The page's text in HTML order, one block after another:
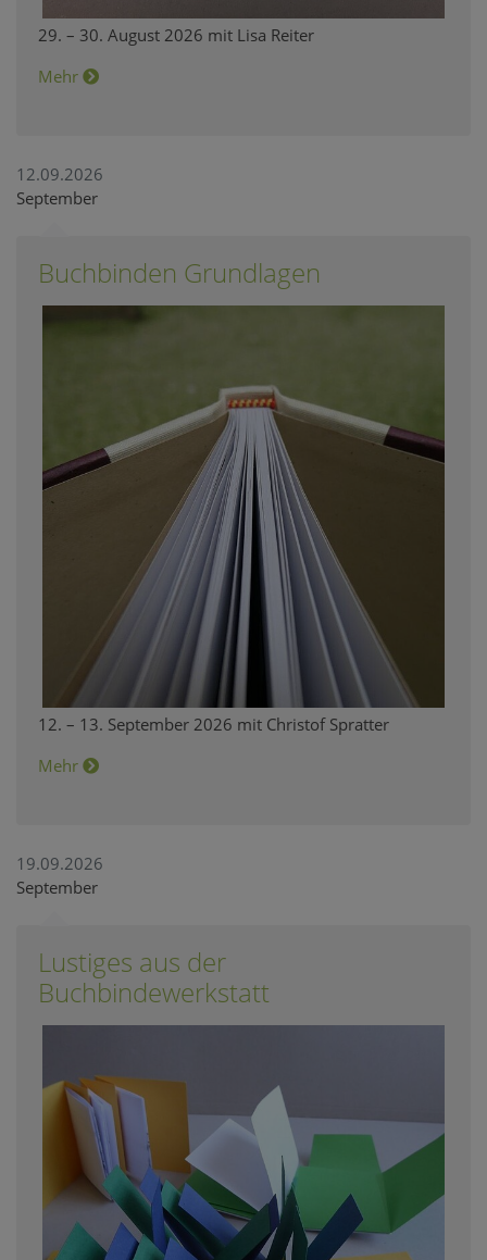
29. – 30. August 2026 mit Lisa Reiter
Mehr
12.09.2026
September
Buchbinden Grundlagen
12. – 13. September 2026 mit Christof Spratter
Mehr
19.09.2026
September
Lustiges aus der
Buchbindewerkstatt